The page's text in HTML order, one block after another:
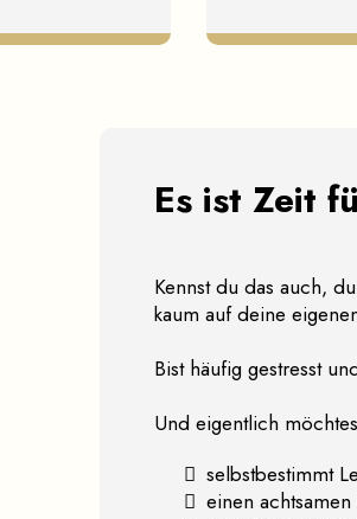
Es ist Zeit
Kennst du das auch,
kaum auf deine
Bist häufig gestresst
Und eigentlich
selbstbestimmt
einen